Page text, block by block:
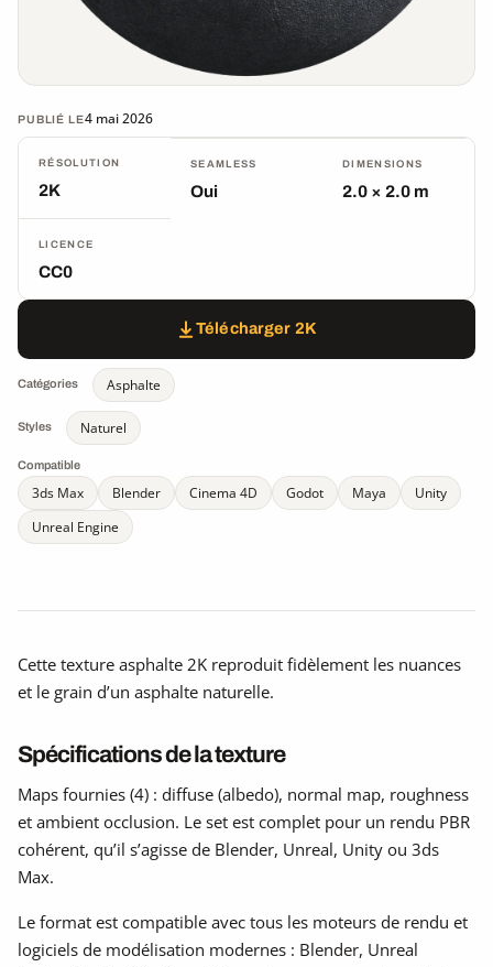
PUBLIÉ LE4 mai 2026
RÉSOLUTION
2K
SEAMLESS
Oui
DIMENSIONS
2.0 × 2.0 m
LICENCE
CC0
Télécharger 2K
Catégories Asphalte
Styles Naturel
Compatible
3ds Max Blender Cinema 4D Godot Maya
Unity
Unreal Engine
Cette texture asphalte 2K reproduit fidèlement les nuances
et le grain d’un asphalte naturelle.
Spécifications de la texture
Maps fournies (4) : diffuse (albedo), normal map, roughness
et ambient occlusion. Le set est complet pour un rendu PBR
cohérent, qu’il s’agisse de Blender, Unreal, Unity ou 3ds
Max.
Le format est compatible avec tous les moteurs de rendu et
logiciels de modélisation modernes : Blender, Unreal